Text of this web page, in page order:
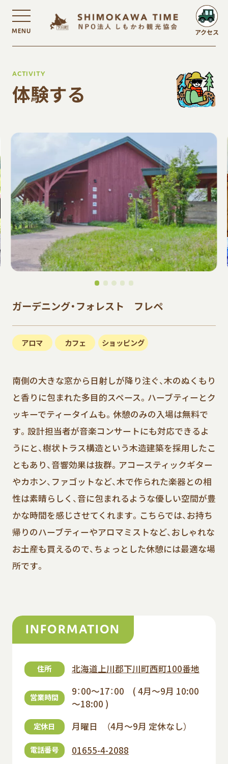
MENU アクセス
ACTIVITY
体験する
ガーデニング・フォレスト フレペ
アロマ カフェ ショッピング
南側の大きな窓から日射しが降り注ぐ、木のぬくもり
と香りに包まれた多目的スペース。ハーブティーとク
ッキーでティータイムも。休憩のみの入場は無料で
す。設計担当者が音楽コンサートにも対応できるよ
うにと、樹状トラス構造という木造建築を採用したこ
ともあり、音響効果は抜群。アコースティックギター
やカホン、ファゴットなど、木で作られた楽器との相
性は素晴らしく、音に包まれるような優しい空間が豊
かな時間を感じさせてくれます。こちらでは、お持ち
帰りのハーブティーやアロマミストなど、おしゃれな
お土産も買えるので、ちょっとした休憩には最適な場
所です。
INFORMATION
住所 北海道上川郡下川町西町100番地
営業時間
9：00～17：00 ( 4月～9月 10:00
～18:00 )
定休日 月曜日 （4月～9月 定休なし）
電話番号 01655-4-2088